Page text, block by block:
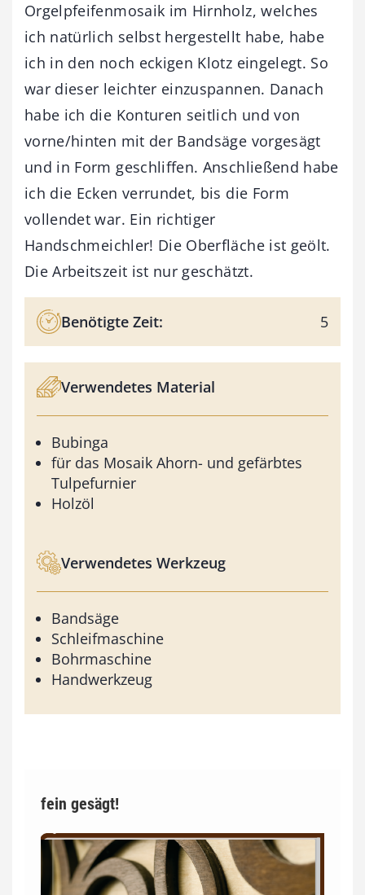
Orgelpfeifenmosaik im Hirnholz, welches
ich natürlich selbst hergestellt habe, habe
ich in den noch eckigen Klotz eingelegt. So
war dieser leichter einzuspannen. Danach
habe ich die Konturen seitlich und von
vorne/hinten mit der Bandsäge vorgesägt
und in Form geschliffen. Anschließend habe
ich die Ecken verrundet, bis die Form
vollendet war. Ein richtiger
Handschmeichler! Die Oberfläche ist geölt.
Die Arbeitszeit ist nur geschätzt.
Benötigte Zeit: 5
Verwendetes Material
Bubinga
für das Mosaik Ahorn- und gefärbtes
Tulpefurnier
Holzöl
Verwendetes Werkzeug
Bandsäge
Schleifmaschine
Bohrmaschine
Handwerkzeug
fein gesägt!